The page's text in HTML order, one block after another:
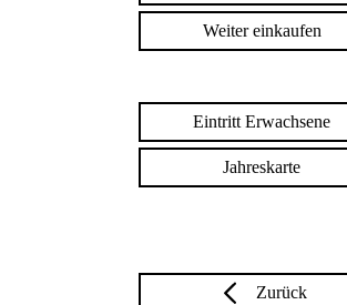
Weiter einkaufen
Eintritt Erwachsene
Jahreskarte
Zurück